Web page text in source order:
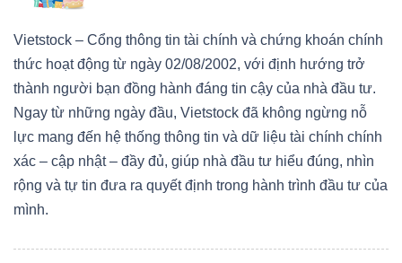
Vietstock – Cổng thông tin tài chính và chứng khoán chính
thức hoạt động từ ngày 02/08/2002, với định hướng trở
thành người bạn đồng hành đáng tin cậy của nhà đầu tư.
Ngay từ những ngày đầu, Vietstock đã không ngừng nỗ
lực mang đến hệ thống thông tin và dữ liệu tài chính chính
xác – cập nhật – đầy đủ, giúp nhà đầu tư hiểu đúng, nhìn
rộng và tự tin đưa ra quyết định trong hành trình đầu tư của
mình.